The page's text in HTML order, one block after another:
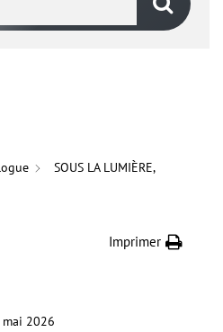
SOUS LA LUMIÈRE,
Imprimer
mai 2026